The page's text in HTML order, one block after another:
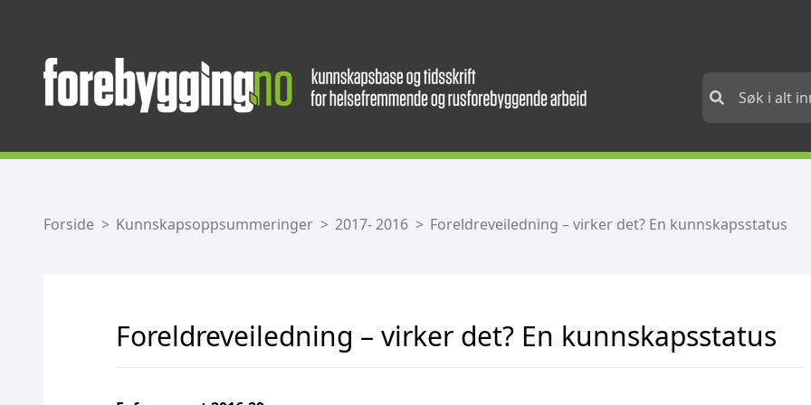
Forside Kunnskapsoppsummeringer 2017- 2016 Foreldreveiledning – virker det? En kunnskapsstatus
Foreldreveiledning – virker det? En kunnskapsstatus